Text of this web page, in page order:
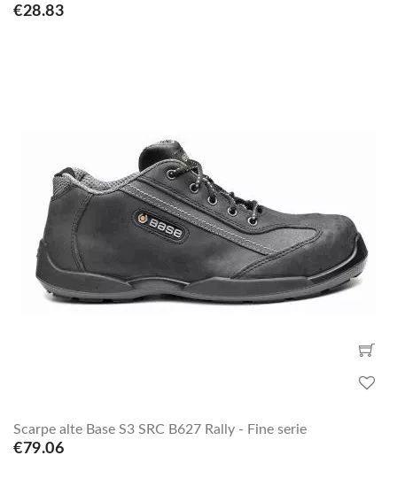
€28.83
Scarpe alte Base S3 SRC B627 Rally - Fine serie
€79.06